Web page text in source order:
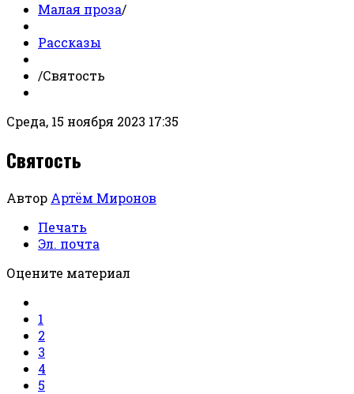
Малая проза/
Рассказы
/Святость
Среда, 15 ноября 2023 17:35
Святость
Автор Артём Миронов
Печать
Эл. почта
Оцените материал
1
2
3
4
5